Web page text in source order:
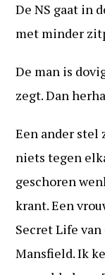
De NS gaat in
met minder
De man is
zegt. Dan
Een ander stel
niets tegen
geschoren
krant. Een
Secret Life
Mansfield. Ik